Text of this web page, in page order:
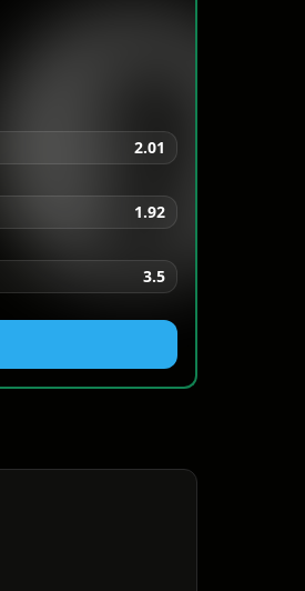
2.01
1.92
3.5